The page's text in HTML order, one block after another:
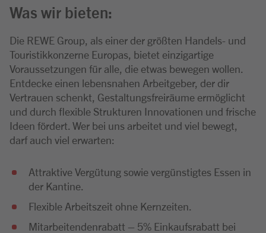
Was wir bieten:
Die REWE Group, als einer der größten Handels- und
Touristikkonzerne Europas, bietet einzigartige
Voraussetzungen für alle, die etwas bewegen wollen.
Entdecke einen lebensnahen Arbeitgeber, der dir
Vertrauen schenkt, Gestaltungsfreiräume ermöglicht
und durch flexible Strukturen Innovationen und frische
Ideen fördert. Wer bei uns arbeitet und viel bewegt,
darf auch viel erwarten:
Attraktive Vergütung sowie vergünstigtes Essen in
der Kantine.
Flexible Arbeitszeit ohne Kernzeiten.
Mitarbeitendenrabatt – 5% Einkaufsrabatt bei